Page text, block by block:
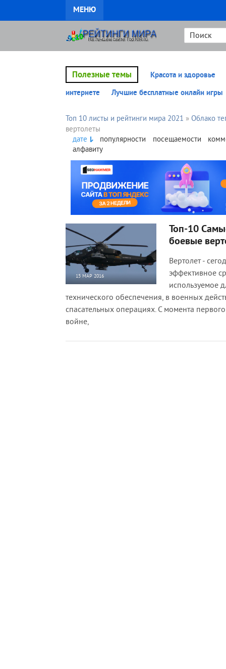
МЕНЮ
Полезные темы
Красота и здоровье
интернете
Лучшие бесплатные онлайн игры
Топ 10 листы и рейтинги мира 2021 » Облако
вертолеты
дате
популярности посещаемости
алфавиту
15 МАР 2016
Топ-10
боевые
Вертолет -
эффективное
используемое
технического обеспечения, в военных
спасательных операциях. С момента
войне,